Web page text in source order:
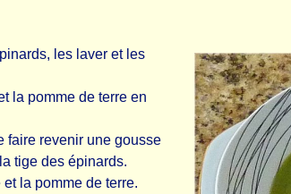
les laver et les
la pomme de terre en
faire revenir une gousse
tige des épinards.
la pomme de terre.